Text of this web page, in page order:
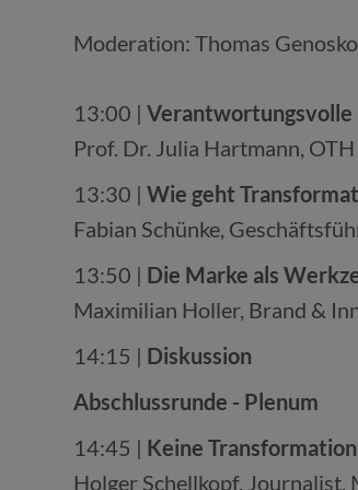
Moderation: Thomas
13:00 |Verantwortungsvolle
Prof. Dr. Julia Hartmann,
13:30 |Wie geht
Fabian Schünke,
13:50 | Die Marke als
Maximilian Holler, Brand &
14:15 | Diskussion
Abschlussrunde - Plenum
14:45 | Keine
Holger Schellkopf,